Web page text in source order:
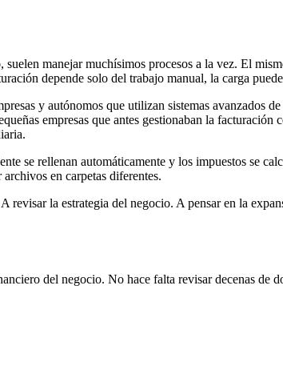
manejar muchísimos procesos a la vez. El
depende solo del trabajo manual, la carga
y autónomos que utilizan sistemas avanzados
empresas que antes gestionaban la facturación
se rellenan automáticamente y los impuestos se
en carpetas diferentes.
revisar la estrategia del negocio. A pensar en la
del negocio. No hace falta revisar decenas de